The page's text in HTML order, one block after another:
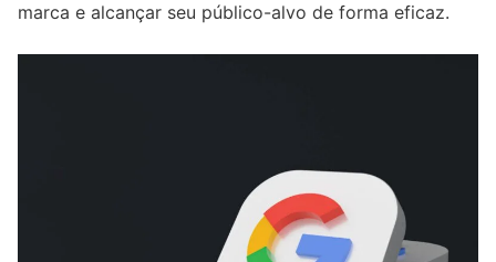
marca e alcançar seu público-alvo de forma eficaz.